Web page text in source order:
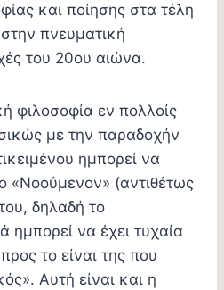
και ποίησης στα τέλη
πνευματική
του 20ου αιώνα.
φιλοσοφία εν πολλοίς
με την παραδοχήν
ημπορεί να
«Νοούμενον» (αντιθέτως
δηλαδή το
ημπορεί να έχει τυχαία
το είναι της που
Αυτή είναι και η